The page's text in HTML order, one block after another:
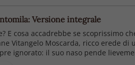
Versione integrale
E cosa accadrebbe se scoprissimo
Vitangelo Moscarda, ricco erede
ignorato: il suo naso pende